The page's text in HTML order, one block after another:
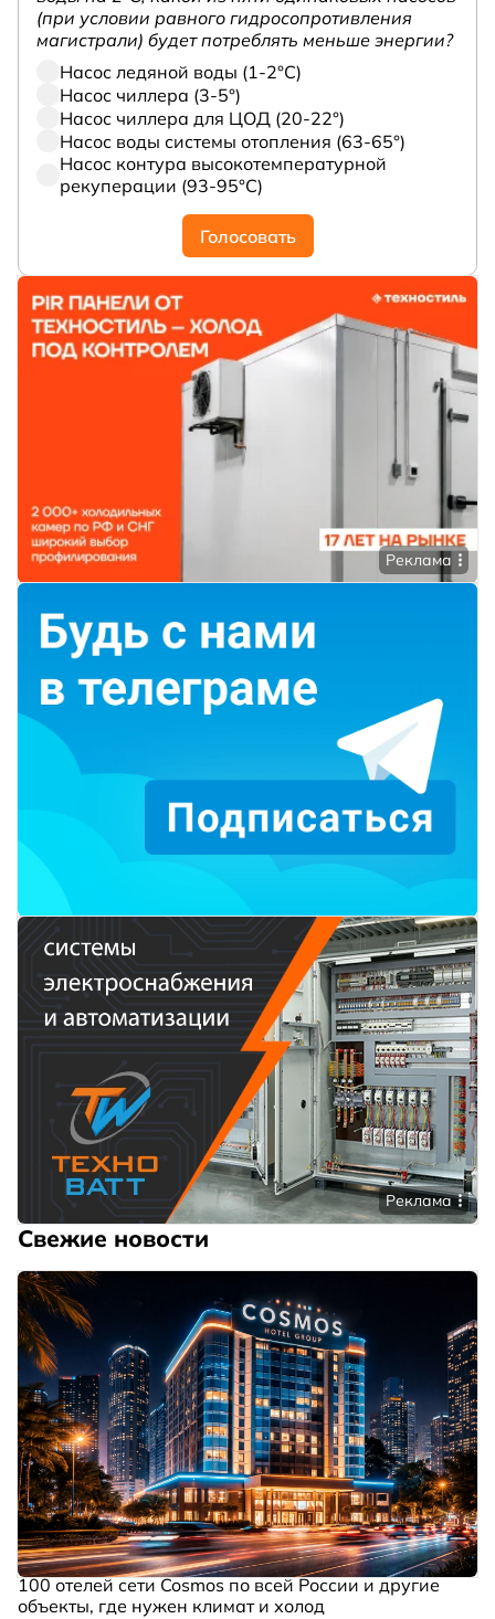
(при условии равного гидросопротивления
магистрали) будет потреблять меньше энергии?
Насос ледяной воды (1-2°С)
Насос чиллера (3-5°)
Насос чиллера для ЦОД (20-22°)
Насос воды системы отопления (63-65°)
Насос контура высокотемпературной
рекуперации (93-95°С)
Голосовать
Реклама
Реклама
Свежие новости
100 отелей сети Cosmos по всей России и другие
объекты, где нужен климат и холод